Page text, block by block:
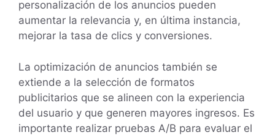
personalización de los anuncios pueden
aumentar la relevancia y, en última instancia,
mejorar la tasa de clics y conversiones.
La optimización de anuncios también se
extiende a la selección de formatos
publicitarios que se alineen con la experiencia
del usuario y que generen mayores ingresos. Es
importante realizar pruebas A/B para evaluar el